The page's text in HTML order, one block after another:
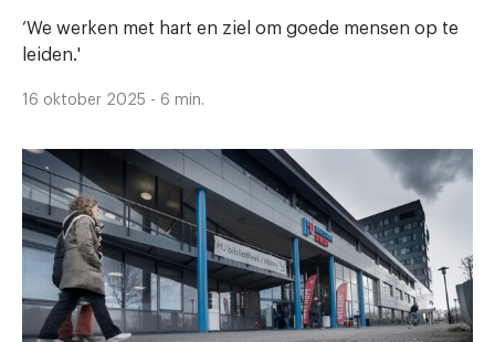
‘We werken met hart en ziel om goede mensen op te
leiden.'
16 oktober 2025 - 6 min.